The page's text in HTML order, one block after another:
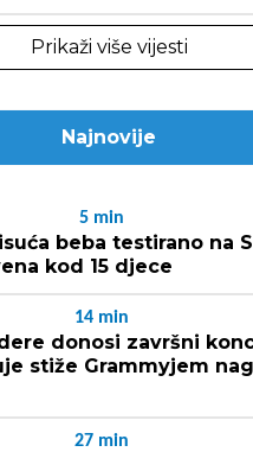
Prikaži više vijesti
Najnovije
5 min
beba testirano na
kod 15 djece
14 min
donosi završni
stiže Grammyjem
27 min